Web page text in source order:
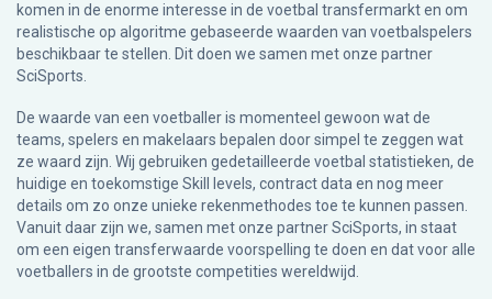
komen in de enorme interesse in de voetbal transfermarkt en om
realistische op algoritme gebaseerde waarden van voetbalspelers
beschikbaar te stellen. Dit doen we samen met onze partner
SciSports
De waarde van een voetballer is momenteel gewoon wat de
teams, spelers en makelaars bepalen door simpel te zeggen wat
ze waard zijn. Wij gebruiken gedetailleerde voetbal statistieken, de
huidige en toekomstige Skill levels, contract data en nog meer
details om zo onze unieke rekenmethodes toe te kunnen passen.
Vanuit daar zijn we, samen met onze partner SciSports, in staat
om een eigen transferwaarde voorspelling te doen en dat voor alle
voetballers in de grootste competities wereldwijd.